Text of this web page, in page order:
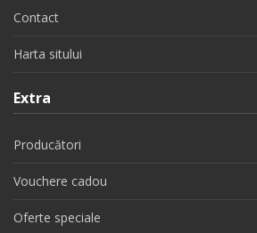
Contact
Harta sitului
Extra
Producători
Vouchere cadou
Oferte speciale